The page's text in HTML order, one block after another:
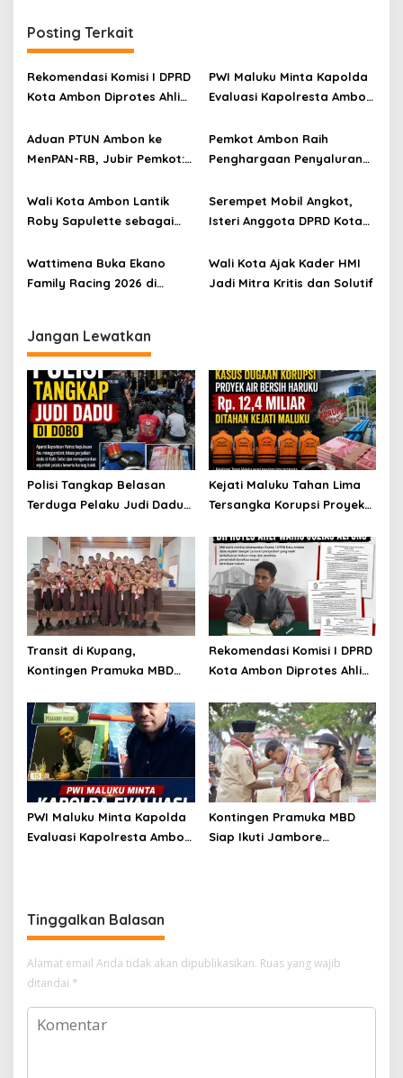
Posting Terkait
Rekomendasi Komisi I DPRD
Kota Ambon Diprotes Ahli
Barbara Alfons: Itu Palsu?
PWI Maluku Minta Kapolda
Evaluasi Kapolresta Ambon
Heluth, Said Sotta: Bila
Perlu Copot Kasatreskrim
Aduan PTUN Ambon ke
MenPAN-RB, Jubir Pemkot:
dan Berdasarkan Fakta
Pemkot Ambon Raih
Penghargaan Penyaluran
Maluku
Wali Kota Ambon Lantik
Roby Sapulette sebagai
Serempet Mobil Angkot,
Isteri Anggota DPRD Kota
Orang
Wattimena Buka Ekano
Family Racing 2026 di
Wali Kota Ajak Kader HMI
Jadi Mitra Kritis dan Solutif
Jangan Lewatkan
Polisi Tangkap Belasan
Terduga Pelaku Judi Dadu
Setoran Rp5 Juta dan
Selisih Barang Bukti
Kejati Maluku Tahan Lima
Tersangka Korupsi Proyek
Miliar
Transit di Kupang,
Kontingen Pramuka MBD
Disambut Hangat Wakil
Wali Kota
Rekomendasi Komisi I DPRD
Kota Ambon Diprotes Ahli
Barbara Alfons: Itu Palsu?
PWI Maluku Minta Kapolda
Evaluasi Kapolresta Ambon
Polresta Ambon
Kontingen Pramuka MBD
Siap Ikuti Jambore
Tinggalkan Balasan
Alamat email Anda tidak akan dipublikasikan. Ruas yang wajib
ditandai *